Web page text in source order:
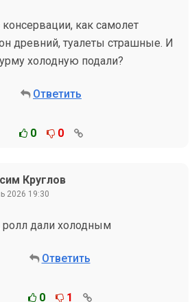
как самолет
древний, туалеты страшные. И
холодную подали?
Ответить
0 0
Круглов
2026 19:30
ролл дали холодным
Ответить
0 1